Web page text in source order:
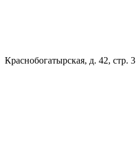
Краснобогатырская, д. 42, стр. 3